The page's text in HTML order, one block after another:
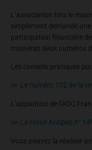
L’association fera le
simplement demandé
participation financière
trouverez deux numéros
Les conseils pratiques
Le numéro 152 de la
L’apparition de l’ADC
La revue Antipac n°
Vous pouvez la réaliser